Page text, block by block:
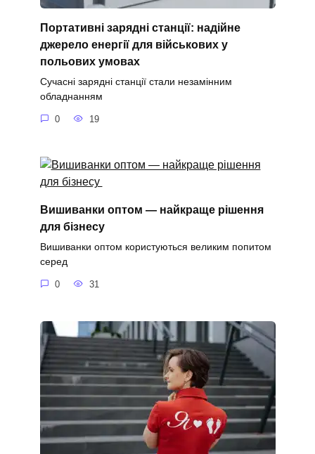
Портативні зарядні станції: надійне
джерело енергії для військових у
польових умовах
Сучасні зарядні станції стали незамінним
обладнанням
0 19
Вишиванки оптом — найкраще рішення
для бізнесу
Вишиванки оптом користуються великим попитом
серед
0 31